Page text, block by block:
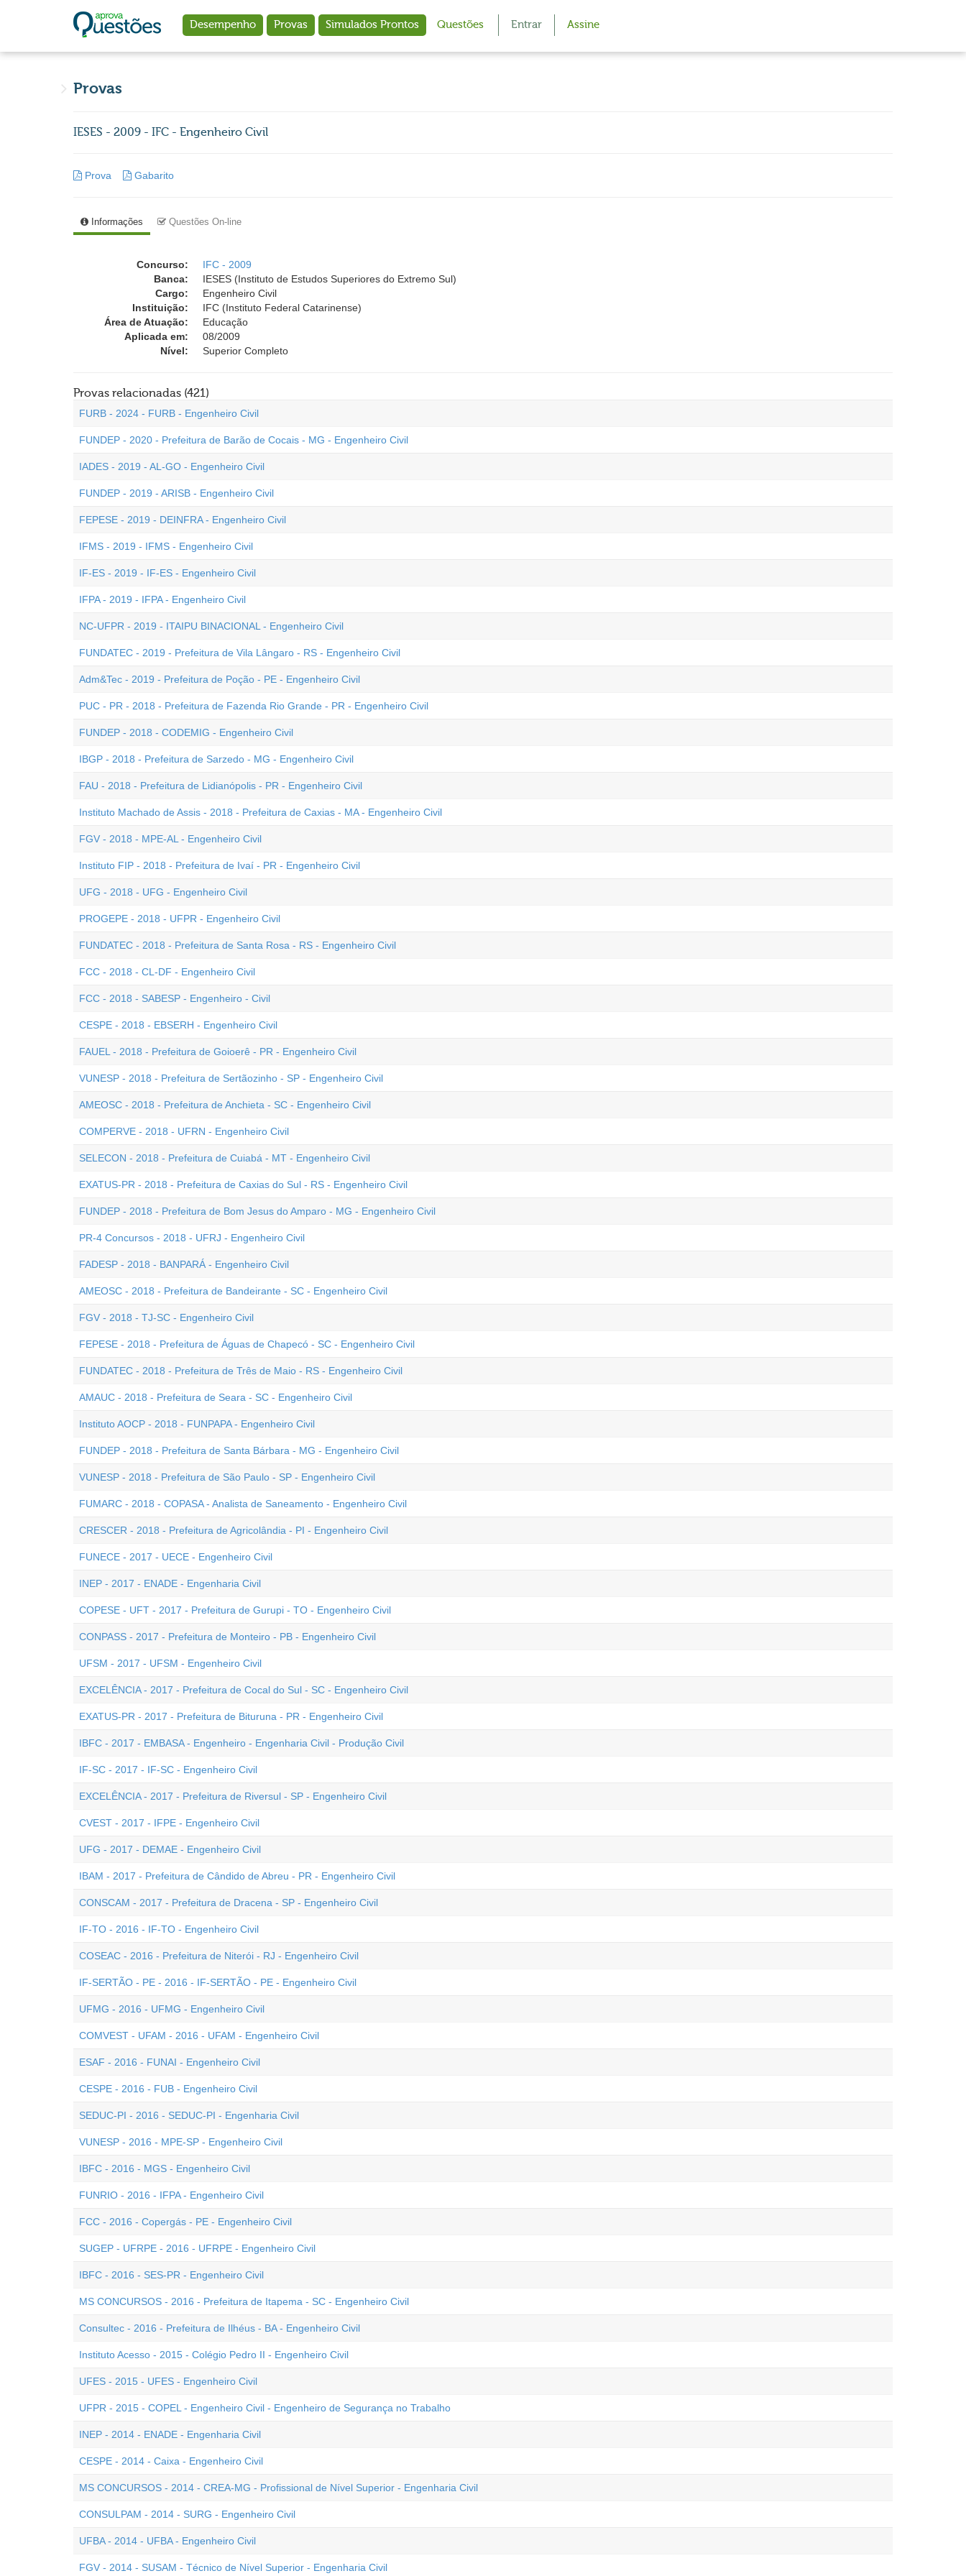
Desempenho Provas Simulados Prontos Questões Entrar Assine
Provas
IESES - 2009 - IFC - Engenheiro Civil
Prova Gabarito
Informações Questões On-line
Concurso:
IFC - 2009
Banca:
IESES (Instituto de Estudos Superiores do Extremo Sul)
Cargo:
Engenheiro Civil
Instituição:
IFC (Instituto Federal Catarinense)
Área de Atuação:
Educação
Aplicada em:
08/2009
Nível:
Superior Completo
Provas relacionadas (421)
FURB - 2024 - FURB - Engenheiro Civil
FUNDEP - 2020 - Prefeitura de Barão de Cocais - MG - Engenheiro Civil
IADES - 2019 - AL-GO - Engenheiro Civil
FUNDEP - 2019 - ARISB - Engenheiro Civil
FEPESE - 2019 - DEINFRA - Engenheiro Civil
IFMS - 2019 - IFMS - Engenheiro Civil
IF-ES - 2019 - IF-ES - Engenheiro Civil
IFPA - 2019 - IFPA - Engenheiro Civil
NC-UFPR - 2019 - ITAIPU BINACIONAL - Engenheiro Civil
FUNDATEC - 2019 - Prefeitura de Vila Lângaro - RS - Engenheiro Civil
Adm&Tec - 2019 - Prefeitura de Poção - PE - Engenheiro Civil
PUC - PR - 2018 - Prefeitura de Fazenda Rio Grande - PR - Engenheiro Civil
FUNDEP - 2018 - CODEMIG - Engenheiro Civil
IBGP - 2018 - Prefeitura de Sarzedo - MG - Engenheiro Civil
FAU - 2018 - Prefeitura de Lidianópolis - PR - Engenheiro Civil
Instituto Machado de Assis - 2018 - Prefeitura de Caxias - MA - Engenheiro Civil
FGV - 2018 - MPE-AL - Engenheiro Civil
Instituto FIP - 2018 - Prefeitura de Ivaí - PR - Engenheiro Civil
UFG - 2018 - UFG - Engenheiro Civil
PROGEPE - 2018 - UFPR - Engenheiro Civil
FUNDATEC - 2018 - Prefeitura de Santa Rosa - RS - Engenheiro Civil
FCC - 2018 - CL-DF - Engenheiro Civil
FCC - 2018 - SABESP - Engenheiro - Civil
CESPE - 2018 - EBSERH - Engenheiro Civil
FAUEL - 2018 - Prefeitura de Goioerê - PR - Engenheiro Civil
VUNESP - 2018 - Prefeitura de Sertãozinho - SP - Engenheiro Civil
AMEOSC - 2018 - Prefeitura de Anchieta - SC - Engenheiro Civil
COMPERVE - 2018 - UFRN - Engenheiro Civil
SELECON - 2018 - Prefeitura de Cuiabá - MT - Engenheiro Civil
EXATUS-PR - 2018 - Prefeitura de Caxias do Sul - RS - Engenheiro Civil
FUNDEP - 2018 - Prefeitura de Bom Jesus do Amparo - MG - Engenheiro Civil
PR-4 Concursos - 2018 - UFRJ - Engenheiro Civil
FADESP - 2018 - BANPARÁ - Engenheiro Civil
AMEOSC - 2018 - Prefeitura de Bandeirante - SC - Engenheiro Civil
FGV - 2018 - TJ-SC - Engenheiro Civil
FEPESE - 2018 - Prefeitura de Águas de Chapecó - SC - Engenheiro Civil
FUNDATEC - 2018 - Prefeitura de Três de Maio - RS - Engenheiro Civil
AMAUC - 2018 - Prefeitura de Seara - SC - Engenheiro Civil
Instituto AOCP - 2018 - FUNPAPA - Engenheiro Civil
FUNDEP - 2018 - Prefeitura de Santa Bárbara - MG - Engenheiro Civil
VUNESP - 2018 - Prefeitura de São Paulo - SP - Engenheiro Civil
FUMARC - 2018 - COPASA - Analista de Saneamento - Engenheiro Civil
CRESCER - 2018 - Prefeitura de Agricolândia - PI - Engenheiro Civil
FUNECE - 2017 - UECE - Engenheiro Civil
INEP - 2017 - ENADE - Engenharia Civil
COPESE - UFT - 2017 - Prefeitura de Gurupi - TO - Engenheiro Civil
CONPASS - 2017 - Prefeitura de Monteiro - PB - Engenheiro Civil
UFSM - 2017 - UFSM - Engenheiro Civil
EXCELÊNCIA - 2017 - Prefeitura de Cocal do Sul - SC - Engenheiro Civil
EXATUS-PR - 2017 - Prefeitura de Bituruna - PR - Engenheiro Civil
IBFC - 2017 - EMBASA - Engenheiro - Engenharia Civil - Produção Civil
IF-SC - 2017 - IF-SC - Engenheiro Civil
EXCELÊNCIA - 2017 - Prefeitura de Riversul - SP - Engenheiro Civil
CVEST - 2017 - IFPE - Engenheiro Civil
UFG - 2017 - DEMAE - Engenheiro Civil
IBAM - 2017 - Prefeitura de Cândido de Abreu - PR - Engenheiro Civil
CONSCAM - 2017 - Prefeitura de Dracena - SP - Engenheiro Civil
IF-TO - 2016 - IF-TO - Engenheiro Civil
COSEAC - 2016 - Prefeitura de Niterói - RJ - Engenheiro Civil
IF-SERTÃO - PE - 2016 - IF-SERTÃO - PE - Engenheiro Civil
UFMG - 2016 - UFMG - Engenheiro Civil
COMVEST - UFAM - 2016 - UFAM - Engenheiro Civil
ESAF - 2016 - FUNAI - Engenheiro Civil
CESPE - 2016 - FUB - Engenheiro Civil
SEDUC-PI - 2016 - SEDUC-PI - Engenharia Civil
VUNESP - 2016 - MPE-SP - Engenheiro Civil
IBFC - 2016 - MGS - Engenheiro Civil
FUNRIO - 2016 - IFPA - Engenheiro Civil
FCC - 2016 - Copergás - PE - Engenheiro Civil
SUGEP - UFRPE - 2016 - UFRPE - Engenheiro Civil
IBFC - 2016 - SES-PR - Engenheiro Civil
MS CONCURSOS - 2016 - Prefeitura de Itapema - SC - Engenheiro Civil
Consultec - 2016 - Prefeitura de Ilhéus - BA - Engenheiro Civil
Instituto Acesso - 2015 - Colégio Pedro II - Engenheiro Civil
UFES - 2015 - UFES - Engenheiro Civil
UFPR - 2015 - COPEL - Engenheiro Civil - Engenheiro de Segurança no Trabalho
INEP - 2014 - ENADE - Engenharia Civil
CESPE - 2014 - Caixa - Engenheiro Civil
MS CONCURSOS - 2014 - CREA-MG - Profissional de Nível Superior - Engenharia Civil
CONSULPAM - 2014 - SURG - Engenheiro Civil
UFBA - 2014 - UFBA - Engenheiro Civil
FGV - 2014 - SUSAM - Técnico de Nível Superior - Engenharia Civil